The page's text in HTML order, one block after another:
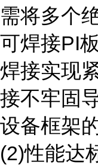
需将多个
可焊接PI
焊接实现
接不牢固
设备框架
(2)性能达